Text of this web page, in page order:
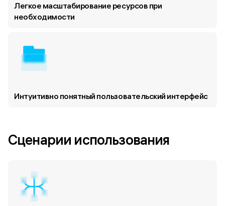
Легкое масштабирование ресурсов при
необходимости
Интуитивно понятный пользовательский интерфейс
Сценарии использования